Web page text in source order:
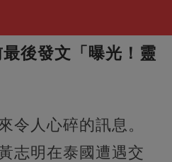
後發文「曝光！靈
令人心碎的訊息。
志明在泰國遭遇交